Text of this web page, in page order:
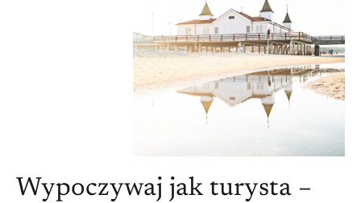
Wypoczywaj jak turysta –